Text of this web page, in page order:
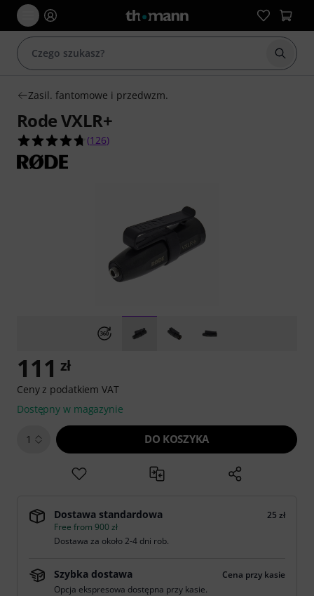
Zasil. fantomowe i przedwzm.
Rode VXLR+
4.7 na 5 gwiazdek z 126 ocen klientów
(126)
111 zł
Ceny z podatkiem VAT
Dostępny w magazynie
1 DO KOSZYKA
Dostawa standardowa
25 zł
Free from 900 zł
Dostawa za około 2-4 dni rob.
Szybka dostawa
Cena przy kasie
Opcja ekspresowa dostępna przy kasie.